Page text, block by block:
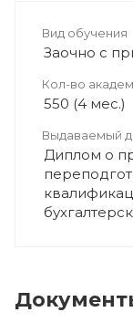
Вид обучения
Заочно с
Кол-во
550 (4 мес.)
Выдаваемый
Диплом о